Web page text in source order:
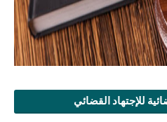
للإجتهاد القضائي